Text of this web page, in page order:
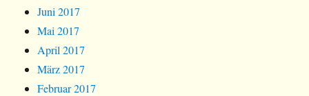
Juni 2017
Mai 2017
April 2017
März 2017
Februar 2017